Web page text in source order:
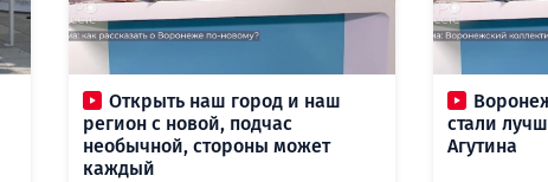
Открыть наш город и наш
регион с новой, подчас
необычной, стороны может
каждый
стали
Агутина